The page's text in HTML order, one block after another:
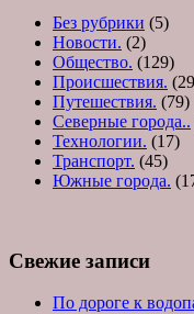
Без рубрики (5)
Новости. (2)
Общество. (129)
Происшествия.
Путешествия. (79)
Северные города..
Технологии. (17)
Транспорт. (45)
Южные города.
Свежие записи
По дороге к